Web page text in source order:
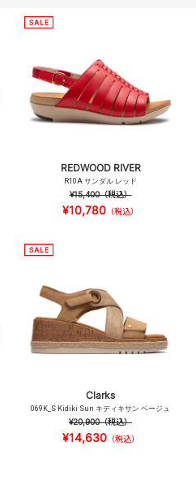
REDWOOD RIVER
R10A サンダル レッド
¥15,400（税込）
¥10,780 （税込）
Clarks
069K_S Kidiki Sun キディキサン ベージュ
¥20,900（税込）
¥14,630（税込）